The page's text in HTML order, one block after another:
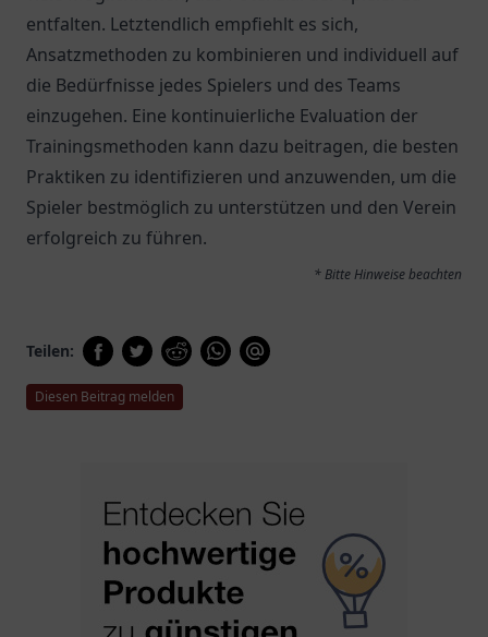
entfalten. Letztendlich empfiehlt es sich,
Ansatzmethoden zu kombinieren und individuell auf
die Bedürfnisse jedes Spielers und des Teams
einzugehen. Eine kontinuierliche Evaluation der
Trainingsmethoden kann dazu beitragen, die besten
Praktiken zu identifizieren und anzuwenden, um die
Spieler bestmöglich zu unterstützen und den Verein
erfolgreich zu führen.
* Bitte Hinweise beachten
Teilen:
Diesen Beitrag melden